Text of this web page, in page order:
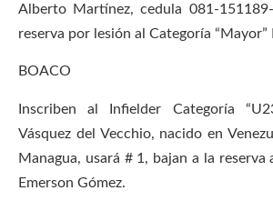
Alberto Martínez, cedula 081-
reserva por lesión al Categoría “Mayor”
BOACO
Inscriben al Infielder Categoría
Vásquez del Vecchio, nacido en
Managua, usará # 1, bajan a la reserva
Emerson Gómez.